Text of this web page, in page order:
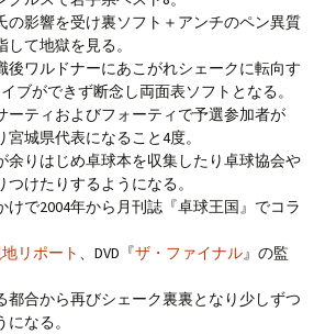
影響を受け裏ソフト＋アンチのペン異質
て地獄を見る。
ワルドナーにあこがれシェークに転向す
ブができず断念し両面表ソフトとなる。
ティおよびフォーティで予選参加者が
城県代表になること4度。
りはじめ卓球本を収集したり卓球協会や
けたりするようになる。
で2004年から月刊誌『卓球王国』でコラ
リポート 、DVD『ザ・ファイナル』の監
合から再びシェーク裏裏となり少しずつ
なる。